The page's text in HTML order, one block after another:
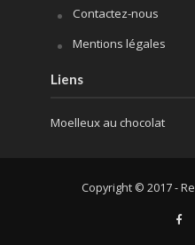
Contactez-nous
Mentions légales
Liens
Moelleux au chocolat
Copyright © 2017 -